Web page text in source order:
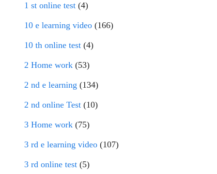
1 st online test (4)
10 e learning video (166)
10 th online test (4)
2 Home work (53)
2 nd e learning (134)
2 nd online Test (10)
3 Home work (75)
3 rd e learning video (107)
3 rd online test (5)